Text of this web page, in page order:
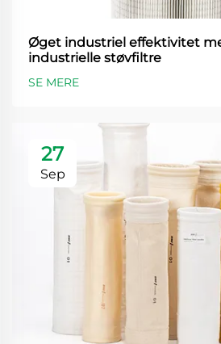
Øget industriel effektivitet
industrielle støvfiltre
SE MERE
27
Sep